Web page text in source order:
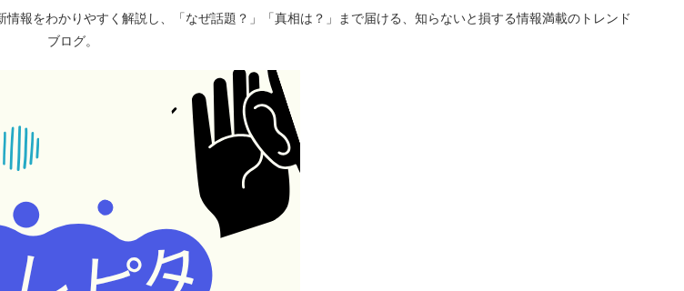
報をわかりやすく解説し、「なぜ話題？」「真相は？」まで届ける、知らないと損する情報満載のトレンド
ブログ。